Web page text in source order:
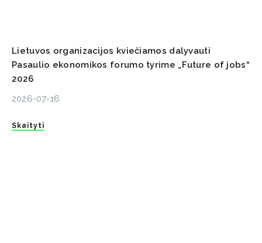
Lietuvos organizacijos kviečiamos dalyvauti
Pasaulio ekonomikos forumo tyrime „Future of jobs“
2026
2026-07-16
Skaityti